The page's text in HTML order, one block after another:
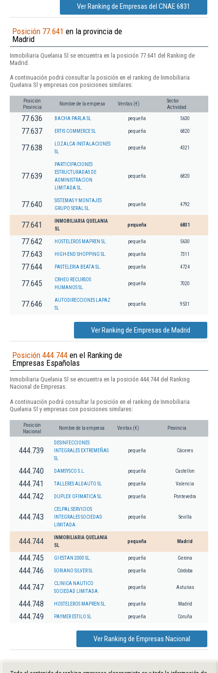
Ver Ranking de Empresas del CNAE 6831
Posición 77.641 en la provincia de
Madrid
Inmobiliaria Quelania Sl se encuentra en la posición 77.641 del Ranking de
Madrid.
A continuación podrá consultar la posición en el ranking de Inmobiliaria
Quelania Sl y empresas con posiciones similares:
Posición
Provincia
Nombre de la empresa Ventas (€)
Sector
Actividad
77.636 BACHA PARLA SL pequeña 5630
77.637 ERTIS COMMERCE SL pequeña 6820
77.638
LOZALCA INSTALACIONES
SL
pequeña 4321
77.639
PARTICIPACIONES
ESTRUCTURADAS DE
ADMINISTRACION
LIMITADA SL.
pequeña 6820
77.640
SISTEMAS Y MONTAJES
GRUPO SERAL SL.
pequeña 4792
77.641
INMOBILIARIA QUELANIA
SL
pequeña 6831
77.642 HOSTELEROS MAPREN SL. pequeña 5630
77.643 HIGH-END SHOPPING SL. pequeña 7311
77.644 PASTELERIA BEATA SL. pequeña 4724
77.645
CRHEO RECURSOS
HUMANOS SL.
pequeña 7020
77.646
AUTODIRECCIONES LAPAZ
SL
pequeña 9531
Ver Ranking de Empresas de Madrid
Posición 444.744 en el Ranking de
Empresas Españolas
Inmobiliaria Quelania Sl se encuentra en la posición 444.744 del Ranking
Nacional de Empresas.
A continuación podrá consultar la posición en el ranking de Inmobiliaria
Quelania Sl y empresas con posiciones similares:
Posición
Nacional
Nombre de la empresa Ventas (€) Provincia
444.739
DESINFECCIONES
INTEGRALES EXTREMEÑAS
SL
pequeña Cáceres
444.740 DAMSYSCO S.L. pequeña Castellon
444.741 TALLERES ALDAUTO SL pequeña Valencia
444.742 DUPLEX OFIMATICA SL pequeña Pontevedra
444.743
CELPAL SERVICIOS
INTEGRALES SOCIEDAD
LIMITADA.
pequeña Sevilla
444.744
INMOBILIARIA QUELANIA
SL
pequeña Madrid
444.745 GI-ESTAN 2000 SL. pequeña Gerona
444.746 SORIANO SILVER SL pequeña Córdoba
444.747
CLINICA NAUTICO
SOCIEDAD LIMITADA.
pequeña Asturias
444.748 HOSTELEROS MAPREN SL. pequeña Madrid
444.749 PAYMER ESTILO SL pequeña Coruña
Ver Ranking de Empresas Nacional